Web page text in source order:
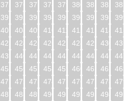
375 376 377 378 379 380 381 382
391 392 393 394 395 396 397 398
407 408 409 410 411 412 413 414
423 424 425 426 427 428 429 430
439 440 441 442 443 444 445 446
455 456 457 458 459 460 461 462
471 472 473 474 475 476 477 478
487 488 489 490 491 492 493 494